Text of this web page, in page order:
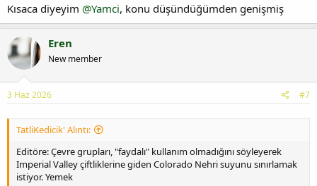
Kısaca diyeyim @Yamci, konu düşündüğümden genişmiş
Eren
New member
3 Haz 2026 #7
TatliKedicik' Alıntı:
Editöre: Çevre grupları, "faydalı" kullanım olmadığını söyleyerek
Imperial Valley çiftliklerine giden Colorado Nehri suyunu sınırlamak
istiyor. Yemek